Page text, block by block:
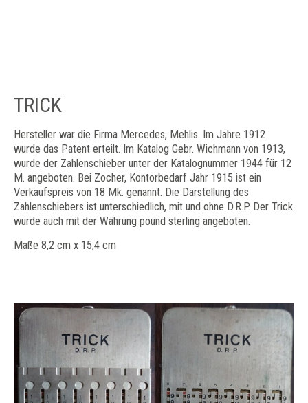
TRICK
Hersteller war die Firma Mercedes, Mehlis. Im Jahre 1912
wurde das Patent erteilt. Im Katalog Gebr. Wichmann von 1913,
wurde der Zahlenschieber unter der Katalognummer 1944 für 12
M. angeboten. Bei Zocher, Kontorbedarf Jahr 1915 ist ein
Verkaufspreis von 18 Mk. genannt. Die Darstellung des
Zahlenschiebers ist unterschiedlich, mit und ohne D.R.P. Der Trick
wurde auch mit der Währung pound sterling angeboten.
​Maße 8,2 cm x 15,4 cm